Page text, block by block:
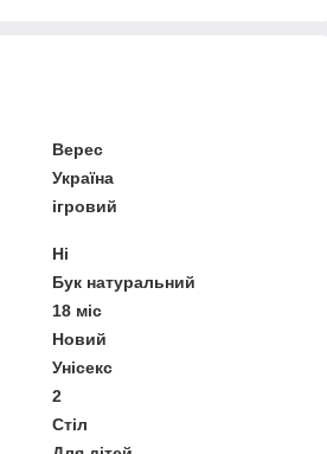
Верес
Україна
ігровий
Ні
Бук натуральний
18 міс
Новий
Унісекс
2
Стіл